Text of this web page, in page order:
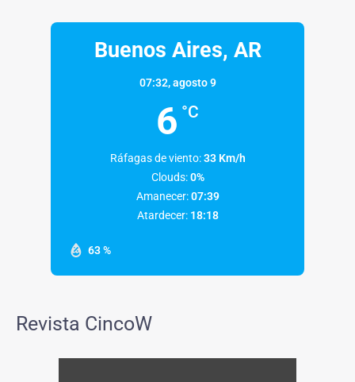
Buenos Aires, AR
07:32,agosto 9
6 °C
63 %
Ráfagas de viento: 33 Km/h
Clouds: 0%
Amanecer: 07:39
Atardecer: 18:18
Revista CincoW